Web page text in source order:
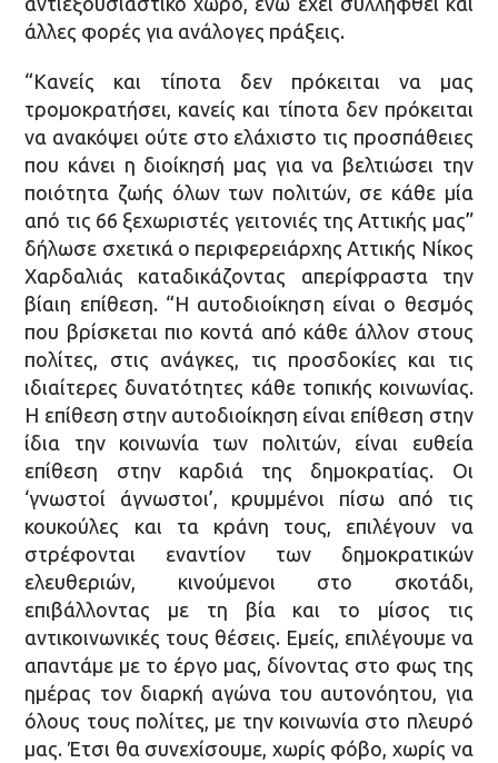
άλλες φορές για ανάλογες πράξεις.
“Κανείς και τίποτα δεν πρόκειται να μας
τρομοκρατήσει, κανείς και τίποτα δεν πρόκειται
να ανακόψει ούτε στο ελάχιστο τις προσπάθειες
που κάνει η διοίκησή μας για να βελτιώσει την
ποιότητα ζωής όλων των πολιτών, σε κάθε μία
από τις 66 ξεχωριστές γειτονιές της Αττικής μας”
δήλωσε σχετικά ο περιφερειάρχης Αττικής Νίκος
Χαρδαλιάς καταδικάζοντας απερίφραστα την
βίαιη επίθεση. “Η αυτοδιοίκηση είναι ο θεσμός
που βρίσκεται πιο κοντά από κάθε άλλον στους
πολίτες, στις ανάγκες, τις προσδοκίες και τις
ιδιαίτερες δυνατότητες κάθε τοπικής κοινωνίας.
Η επίθεση στην αυτοδιοίκηση είναι επίθεση στην
ίδια την κοινωνία των πολιτών, είναι ευθεία
επίθεση στην καρδιά της δημοκρατίας. Οι
‘γνωστοί άγνωστοι’, κρυμμένοι πίσω από τις
κουκούλες και τα κράνη τους, επιλέγουν να
στρέφονται εναντίον των δημοκρατικών
ελευθεριών, κινούμενοι στο σκοτάδι,
επιβάλλοντας με τη βία και το μίσος τις
αντικοινωνικές τους θέσεις. Εμείς, επιλέγουμε να
απαντάμε με το έργο μας, δίνοντας στο φως της
ημέρας τον διαρκή αγώνα του αυτονόητου, για
όλους τους πολίτες, με την κοινωνία στο πλευρό
μας. Έτσι θα συνεχίσουμε, χωρίς φόβο, χωρίς να